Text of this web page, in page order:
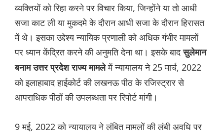
व्यक्तियों को रिहा करने पर विचार किया, जिन्होंने या तो आधी
सजा काट ली या मुकदमे के दौरान आधी सजा के दौरान हिरासत
में थे। इसका उद्देश्य न्यायिक प्रणाली को अधिक गंभीर मामलों
पर ध्यान केंद्रित करने की अनुमति देना था। इसके बादसुलेमान
बनाम उत्तर प्रदेश राज्य मामलेमें न्यायालय ने 25 मार्च, 2022
को इलाहाबाद हाईकोर्ट की लखनऊ पीठ के रजिस्ट्रार से
आपराधिक पीठों की उपलब्धता पर रिपोर्ट मांगी।
9 मई, 2022 को न्यायालय ने लंबित मामलों की लंबी अवधि पर